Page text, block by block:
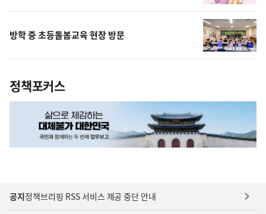
방학 중 초등돌봄교육 현장 방문
정책포커스
공지정책브리핑 RSS 서비스 제공 중단 안내